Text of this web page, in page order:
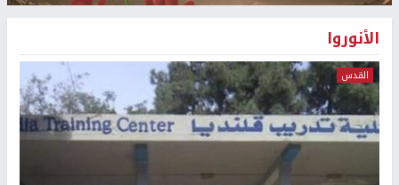
الأنوروا
القدس